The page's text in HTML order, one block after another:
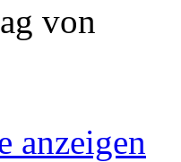
von
anzeigen